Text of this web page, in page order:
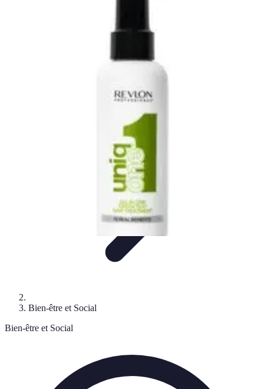
Développement Personnel
Bien-être et Social
Bien-être et Social